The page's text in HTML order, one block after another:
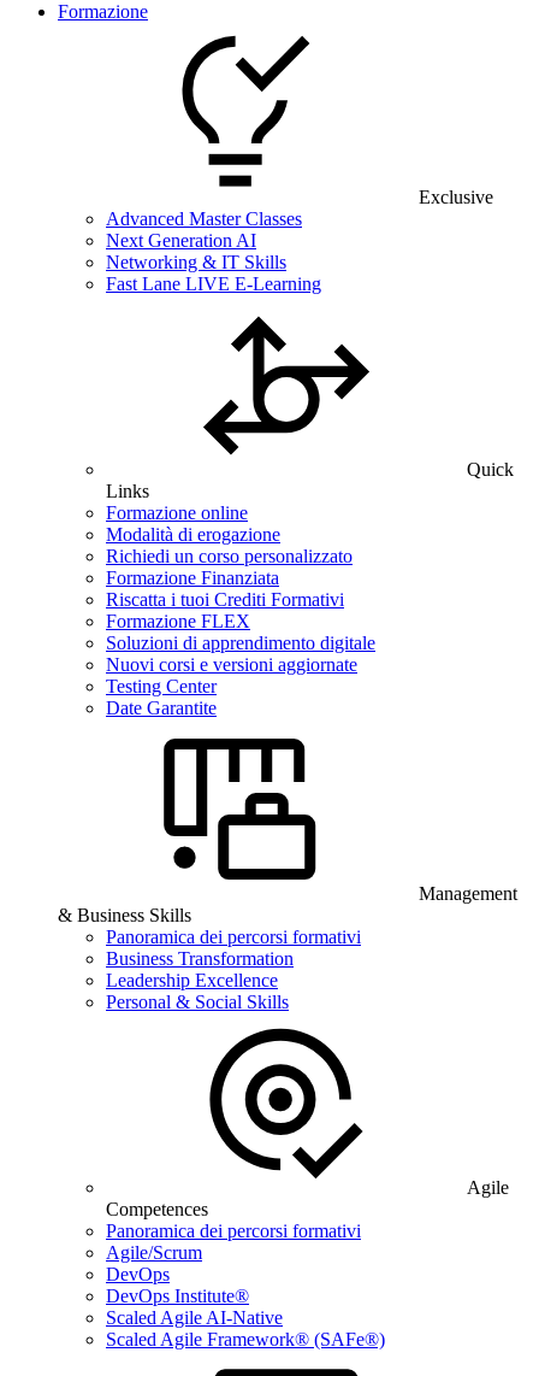
Formazione
Exclusive
Advanced Master Classes
Next Generation AI
Networking & IT Skills
Fast Lane LIVE E-Learning
Quick
Links
Formazione online
Modalità di erogazione
Richiedi un corso personalizzato
Formazione Finanziata
Riscatta i tuoi Crediti Formativi
Formazione FLEX
Soluzioni di apprendimento digitale
Nuovi corsi e versioni aggiornate
Testing Center
Date Garantite
Management
& Business Skills
Panoramica dei percorsi formativi
Business Transformation
Leadership Excellence
Personal & Social Skills
Agile
Competences
Panoramica dei percorsi formativi
Agile/Scrum
DevOps
DevOps Institute®
Scaled Agile AI-Native
Scaled Agile Framework® (SAFe®)